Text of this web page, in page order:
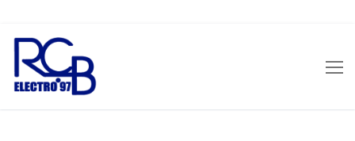
Sari
conținut